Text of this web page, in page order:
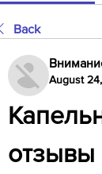
Back
August
отзывы